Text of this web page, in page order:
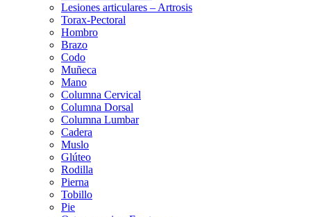
Lesiones articulares – Artrosis
Torax-Pectoral
Hombro
Brazo
Codo
Muñeca
Mano
Columna Cervical
Columna Dorsal
Columna Lumbar
Cadera
Muslo
Glúteo
Rodilla
Pierna
Tobillo
Pie